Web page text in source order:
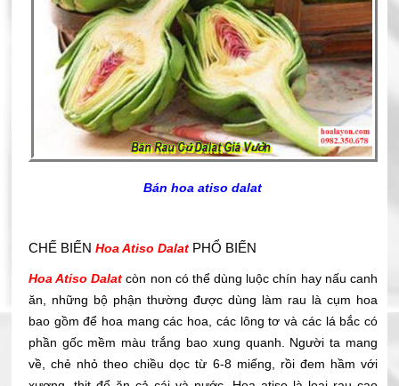
Bán hoa atiso dalat
CHẾ BIẾN Hoa Atiso Dalat PHỔ BIẾN
Hoa Atiso Dalat còn non có thể dùng luộc chín hay nấu canh
ăn, những bộ phận thường được dùng làm rau là cụm hoa
bao gồm để hoa mang các hoa, các lông tơ và các lá bắc có
phần gốc mềm màu trắng bao xung quanh. Người ta mang
về, chẻ nhỏ theo chiều dọc từ 6-8 miếng, rồi đem hầm với